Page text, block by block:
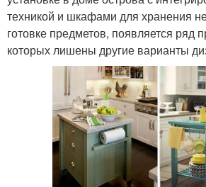
техникой и шкафами для хранения
готовке предметов, появляется ряд
которых лишены другие варианты